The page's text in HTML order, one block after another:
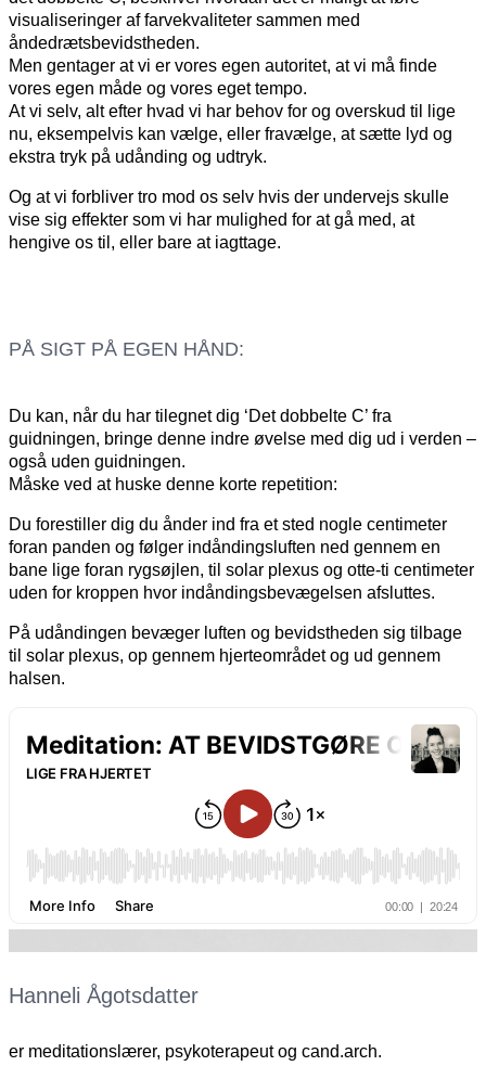
visualiseringer af farvekvaliteter sammen med
åndedrætsbevidstheden.
Men gentager at vi er vores egen autoritet, at vi må finde
vores egen måde og vores eget tempo.
At vi selv, alt efter hvad vi har behov for og overskud til lige
nu, eksempelvis kan vælge, eller fravælge, at sætte lyd og
ekstra tryk på udånding og udtryk.
Og at vi forbliver tro mod os selv hvis der undervejs skulle
vise sig effekter som vi har mulighed for at gå med, at
hengive os til, eller bare at iagttage.
PÅ SIGT PÅ EGEN HÅND:
Du kan, når du har tilegnet dig ‘Det dobbelte C’ fra
guidningen, bringe denne indre øvelse med dig ud i verden –
også uden guidningen.
Måske ved at huske denne korte repetition:
Du forestiller dig du ånder ind fra et sted nogle centimeter
foran panden og følger indåndingsluften ned gennem en
bane lige foran rygsøjlen, til solar plexus og otte-ti centimeter
uden for kroppen hvor indåndingsbevægelsen afsluttes.
På udåndingen bevæger luften og bevidstheden sig tilbage
til solar plexus, op gennem hjerteområdet og ud gennem
halsen.
Hanneli Ågotsdatter
er meditationslærer, psykoterapeut og cand.arch.